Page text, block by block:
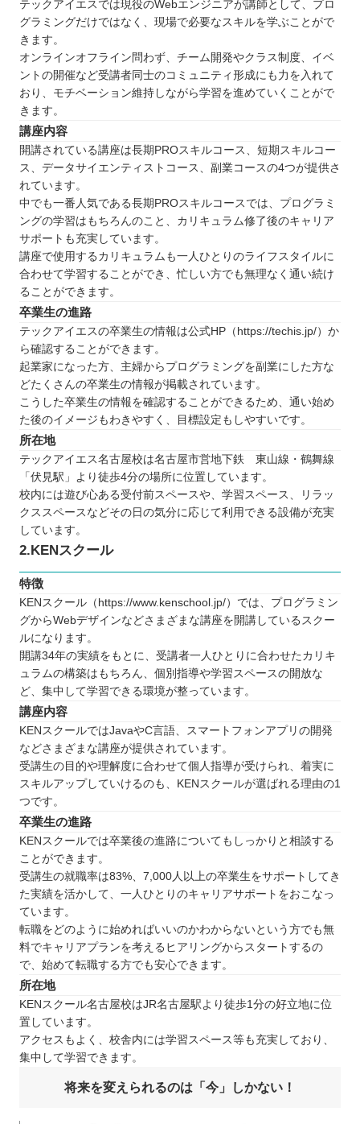
テックアイエスでは現役のWebエンジニアが講師として、プロ
グラミングだけではなく、現場で必要なスキルを学ぶことがで
きます。
オンラインオフライン問わず、チーム開発やクラス制度、イベ
ントの開催など受講者同士のコミュニティ形成にも力を入れて
おり、モチベーション維持しながら学習を進めていくことがで
きます。
講座内容
開講されている講座は長期PROスキルコース、短期スキルコー
ス、データサイエンティストコース、副業コースの4つが提供さ
れています。
中でも一番人気である長期PROスキルコースでは、プログラミ
ングの学習はもちろんのこと、カリキュラム修了後のキャリア
サポートも充実しています。
講座で使用するカリキュラムも一人ひとりのライフスタイルに
合わせて学習することができ、忙しい方でも無理なく通い続け
ることができます。
卒業生の進路
テックアイエスの卒業生の情報は公式HP（https://techis.jp/）か
ら確認することができます。
起業家になった方、主婦からプログラミングを副業にした方な
どたくさんの卒業生の情報が掲載されています。
こうした卒業生の情報を確認することができるため、通い始め
た後のイメージもわきやすく、目標設定もしやすいです。
所在地
テックアイエス名古屋校は名古屋市営地下鉄 東山線・鶴舞線
「伏見駅」より徒歩4分の場所に位置しています。
校内には遊び心ある受付前スペースや、学習スペース、リラッ
クススペースなどその日の気分に応じて利用できる設備が充実
しています。
2.KENスクール
特徴
KENスクール（https://www.kenschool.jp/）では、プログラミン
グからWebデザインなどさまざまな講座を開講しているスクー
ルになります。
開講34年の実績をもとに、受講者一人ひとりに合わせたカリキ
ュラムの構築はもちろん、個別指導や学習スペースの開放な
ど、集中して学習できる環境が整っています。
講座内容
KENスクールではJavaやC言語、スマートフォンアプリの開発
などさまざまな講座が提供されています。
受講生の目的や理解度に合わせて個人指導が受けられ、着実に
スキルアップしていけるのも、KENスクールが選ばれる理由の1
つです。
卒業生の進路
KENスクールでは卒業後の進路についてもしっかりと相談する
ことができます。
受講生の就職率は83%、7,000人以上の卒業生をサポートしてき
た実績を活かして、一人ひとりのキャリアサポートをおこなっ
ています。
転職をどのように始めればいいのかわからないという方でも無
料でキャリアプランを考えるヒアリングからスタートするの
で、始めて転職する方でも安心できます。
所在地
KENスクール名古屋校はJR名古屋駅より徒歩1分の好立地に位
置しています。
アクセスもよく、校舎内には学習スペース等も充実しており、
集中して学習できます。
将来を変えられるのは「今」しかない！